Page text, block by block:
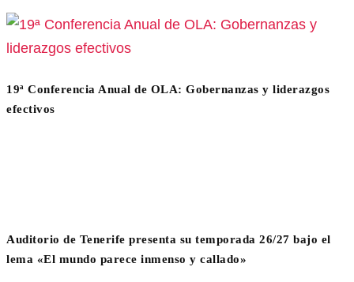
19ª Conferencia Anual de OLA: Gobernanzas y liderazgos
efectivos
Auditorio de Tenerife presenta su temporada 26/27 bajo el
lema «El mundo parece inmenso y callado»